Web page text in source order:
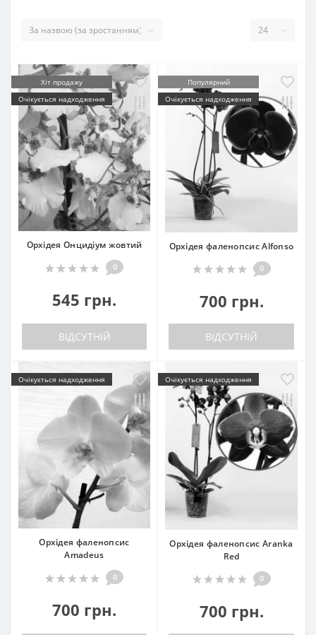
Хіт продажу
Очікується надходження
Орхідея Онцидіум жовтий
0
545 грн.
ВІДСУТНІЙ
Популярний
Очікується надходження
Орхідея фаленопсис Alfonso
0
700 грн.
ВІДСУТНІЙ
Очікується надходження
Орхідея фаленопсис
Amadeus
0
700 грн.
Очікується надходження
Орхідея фаленопсис Aranka
Red
0
700 грн.